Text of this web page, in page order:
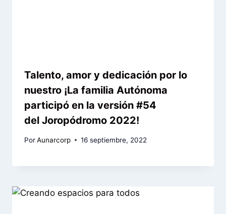
Talento, amor y dedicación por lo
nuestro ¡La familia Autónoma
participó en la versión #54
del Joropódromo 2022!
PorAunarcorp 16 septiembre, 2022